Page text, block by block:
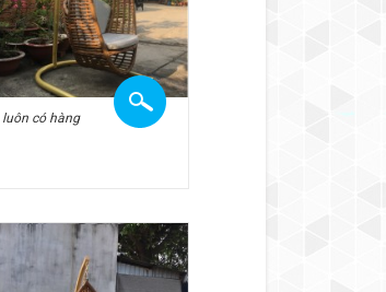
luôn có hàng